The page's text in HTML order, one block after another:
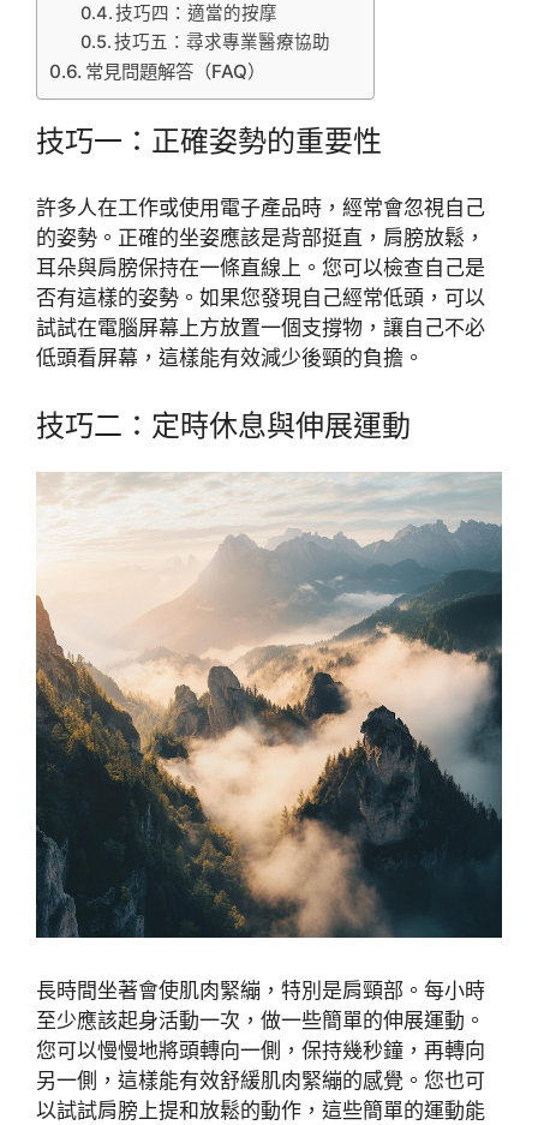
技巧四：適當的按摩
技巧五：尋求專業醫療協助
常見問題解答（FAQ）
技巧一：正確姿勢的重要性
許多人在工作或使用電子產品時，經常會忽視自己
的姿勢。正確的坐姿應該是背部挺直，肩膀放鬆，
耳朵與肩膀保持在一條直線上。您可以檢查自己是
否有這樣的姿勢。如果您發現自己經常低頭，可以
試試在電腦屏幕上方放置一個支撐物，讓自己不必
低頭看屏幕，這樣能有效減少後頸的負擔。
技巧二：定時休息與伸展運動
長時間坐著會使肌肉緊繃，特別是肩頸部。每小時
至少應該起身活動一次，做一些簡單的伸展運動。
您可以慢慢地將頭轉向一側，保持幾秒鐘，再轉向
另一側，這樣能有效舒緩肌肉緊繃的感覺。您也可
以試試肩膀上提和放鬆的動作，這些簡單的運動能